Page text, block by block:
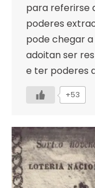
para referirse
poderes
pode chegar
adoitan ser
e ter poderes
+53